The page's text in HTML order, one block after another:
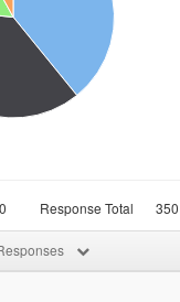
Response Total 350